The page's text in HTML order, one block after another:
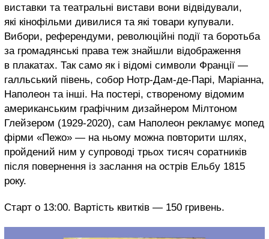
виставки та театральні вистави вони відвідували,
які кінофільми дивилися та які товари купували.
Вибори, референдуми, революційні події та боротьба
за громадянські права теж знайшли відображення
в плакатах. Так само як і відомі символи Франції —
галльський півень, собор Нотр-Дам-де-Парі, Маріанна,
Наполеон та інші. На постері, створеному відомим
американським графічним дизайнером Мілтоном
Глейзером (1929-2020), сам Наполеон рекламує мопед
фірми «Пежо» — на ньому можна повторити шлях,
пройдений ним у супроводі трьох тисяч соратників
після повернення із заслання на острів Ельбу 1815
року.
Старт о 13:00. Вартість квитків — 150 гривень.